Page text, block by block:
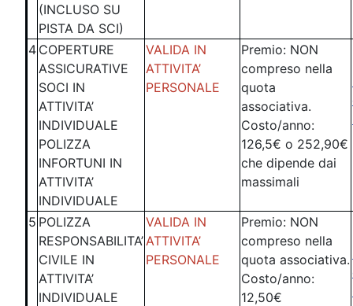
(INCLUSO SU
PISTA DA SCI)
4 COPERTURE
ASSICURATIVE
SOCI IN
ATTIVITA’
INDIVIDUALE
POLIZZA
INFORTUNI IN
ATTIVITA’
INDIVIDUALE
VALIDA IN
ATTIVITA’
PERSONALE
Premio: NON
compreso nella
quota
associativa.
Costo/anno:
126,5€ o 252,90€
che dipende dai
massimali
5 POLIZZA
RESPONSABILITA’
CIVILE IN
ATTIVITA’
INDIVIDUALE
VALIDA IN
ATTIVITA’
PERSONALE
Premio: NON
compreso nella
quota associativa.
Costo/anno:
12,50€